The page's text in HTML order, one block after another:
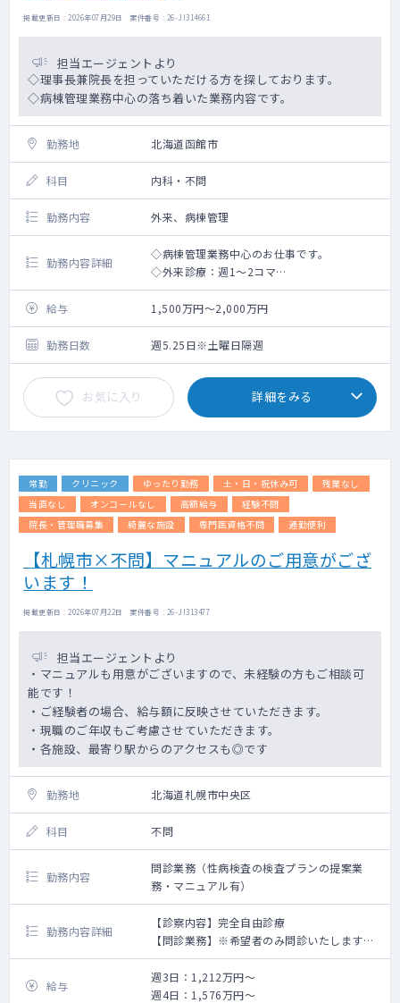
掲載更新日 : 2026年07月29日 案件番号 : 26-JI314661
担当エージェントより
◇理事長兼院長を担っていただける方を探しております。
◇病棟管理業務中心の落ち着いた業務内容です。
勤務地 北海道函館市
科目 内科・不問
勤務内容 外来、病棟管理
勤務内容詳細
◇病棟管理業務中心のお仕事です。
◇外来診療：週1～2コマ
◇病棟管理：40床（主治医制）
⇒病床：療養病棟および、緩和ケア病棟
⇒介護医療院：52床
◇当直回数：月8回程度
給与 1,500万円～2,000万円
勤務日数 週5.25日※土曜日隔週
お気に入り 詳細をみる
常勤 クリニック ゆったり勤務 土・日・祝休み可
残業なし
当直なし
オンコールなし 高額給与
経験不問
院長・管理職募集
綺麗な施設 専門医資格不問 通勤便利
【札幌市×不問】マニュアルのご用意がござ
います！
掲載更新日 : 2026年07月22日 案件番号 : 26-JI313477
担当エージェントより
・マニュアルも用意がございますので、未経験の方もご相談可
能です！
・ご経験者の場合、給与額に反映させていただきます。
・現職のご年収もご考慮させていただきます。
・各施設、最寄り駅からのアクセスも◎です
勤務地 北海道札幌市中央区
科目 不問
勤務内容
問診業務（性病検査の検査プランの提案業
務・マニュアル有）
勤務内容詳細
【診察内容】完全自由診療
【問診業務】※希望者のみ問診いたします。
・症状を聞き、マニュアルに沿って検査プラ
ンを提案していただきます。
※視診あり
給与
週3日：1,212万円～
週4日：1,576万円～